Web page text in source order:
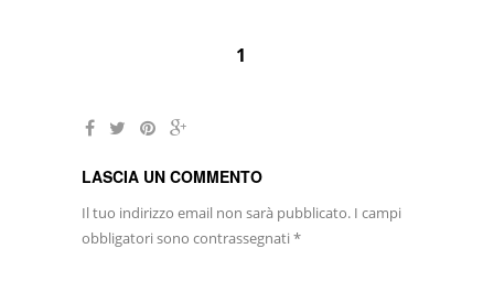
1
LASCIA UN COMMENTO
Il tuo indirizzo email non sarà pubblicato. I campi
obbligatori sono contrassegnati*